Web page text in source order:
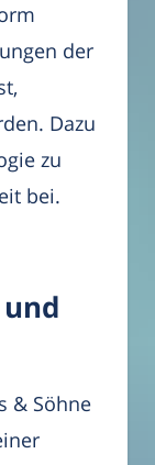
der
Dazu
zu
bei.
& Söhne